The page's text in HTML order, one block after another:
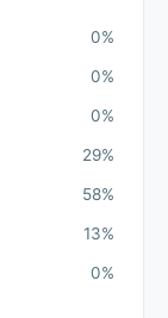
0%
0%
0%
29%
58%
13%
0%